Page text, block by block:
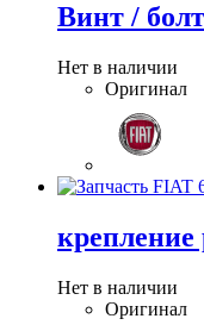
Винт /
Нет в наличии
Оригинал
крепление
Нет в наличии
Оригинал